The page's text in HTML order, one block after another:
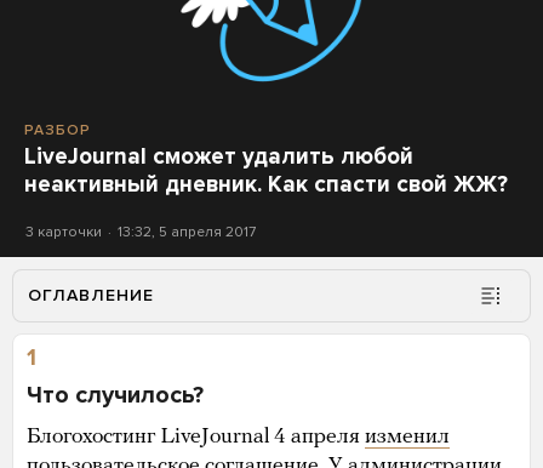
РАЗБОР
LiveJournal сможет удалить любой
неактивный дневник. Как спасти свой ЖЖ?
3 карточки 13:32, 5 апреля 2017
ОГЛАВЛЕНИЕ
1
Что случилось?
Блогохостинг LiveJournal 4 апреля изменил